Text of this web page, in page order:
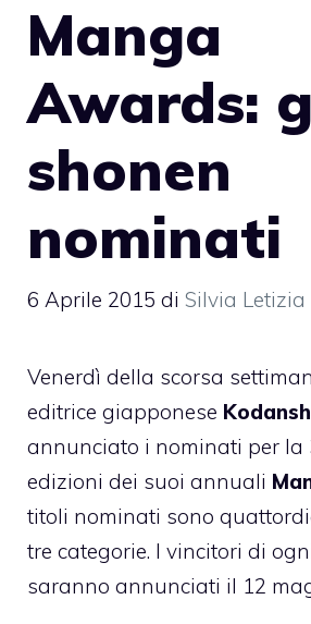
Manga
Awards:
shonen
nominati
6 Aprile 2015 di Silvia Letizia
Venerdì della scorsa
editrice giapponese
annunciato i nominati per la
edizioni dei suoi annuali
titoli nominati sono
tre categorie. I vincitori di
saranno annunciati il 12